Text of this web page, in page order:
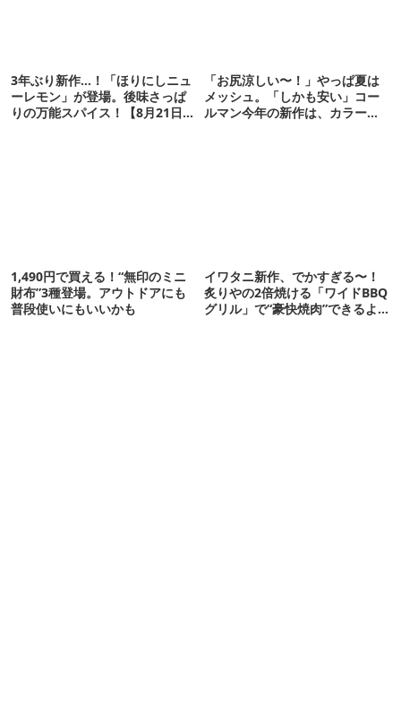
3年ぶり新作…！「ほりにしニュ
ーレモン」が登場。後味さっぱ
りの万能スパイス！【8月21日発
「お尻涼しい〜！」やっぱ夏は
メッシュ。「しかも安い」コー
ルマン今年の新作は、カラーも
1,490円で買える！“無印のミニ
財布”3種登場。アウトドアにも
普段使いにもいいかも
イワタニ新作、でかすぎる〜！
炙りやの2倍焼ける「ワイドBBQ
グリル」で“豪快焼肉”できるよ